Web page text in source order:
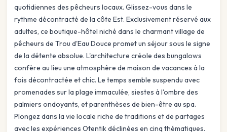
quotidiennes des pêcheurs locaux. Glissez-vous dans le
rythme décontracté de la côte Est. Exclusivement réservé aux
adultes, ce boutique-hôtel niché dans le charmant village de
pêcheurs de Trou d'Eau Douce promet un séjour sous le signe
de la détente absolue. L'architecture créole des bungalows
confère au lieu une atmosphère de maison de vacances à la
fois décontractée et chic. Le temps semble suspendu avec
promenades sur la plage immaculée, siestes à l'ombre des
palmiers ondoyants, et parenthèses de bien-être au spa.
Plongez dans la vie locale riche de traditions et de partages
avec les expériences Otentik déclinées en cinq thématiques.